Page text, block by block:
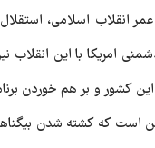
۴۳ سال عمر انقلاب اسلامی،
امریکا با این انقلاب
کشور و بر هم خوردن
است که کشته شدن